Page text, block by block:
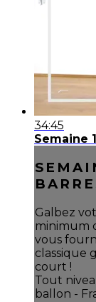
34:45
Semaine
Galbez
minimum
vous
classique
court !
Tout
ballon -